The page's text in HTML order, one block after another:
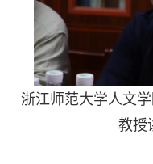
浙江师范大学人文
教授